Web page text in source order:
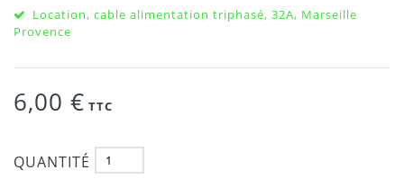
Location, cable alimentation triphasé, 32A, Marseille
Provence
6,00 € TTC
QUANTITÉ